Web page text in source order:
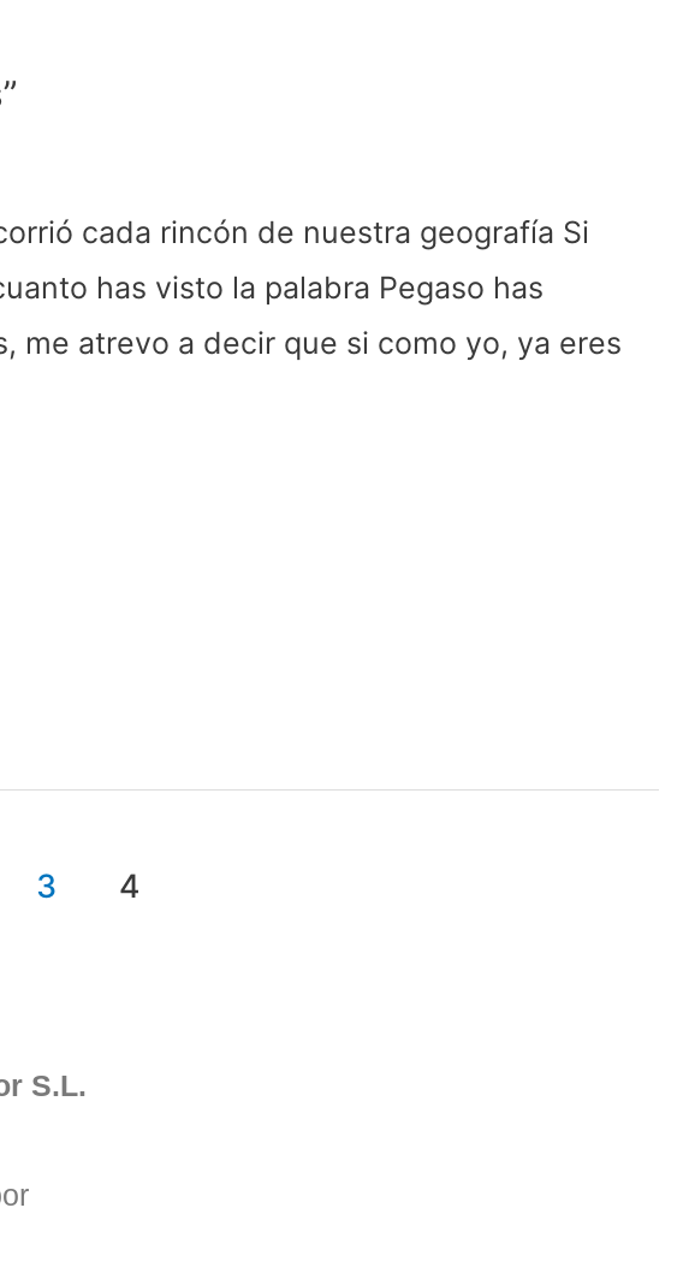
cada rincón de nuestra geografía Si
has visto la palabra Pegaso has
me atrevo a decir que si como yo, ya eres
3 4
S.L.